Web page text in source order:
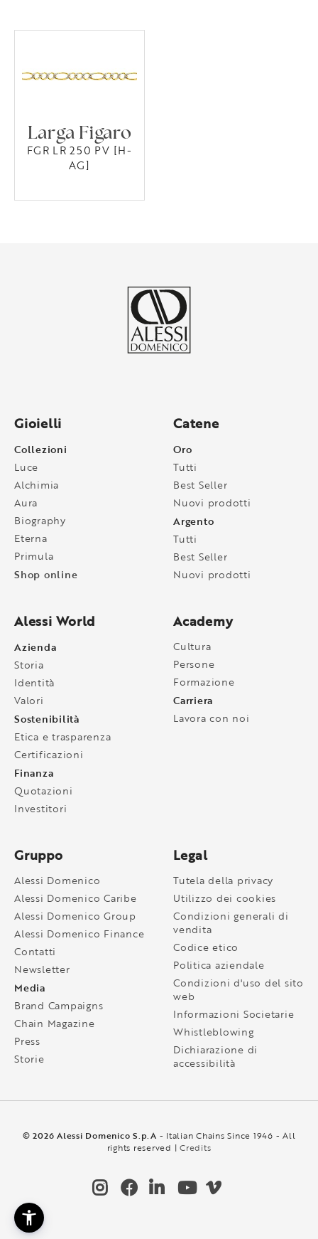
Larga Figaro
FGR LR 250 PV [H-
AG]
Gioielli
Collezioni
Luce
Alchimia
Aura
Biography
Eterna
Primula
Shop online
Catene
Oro
Tutti
Best Seller
Nuovi prodotti
Argento
Tutti
Best Seller
Nuovi prodotti
Alessi World
Azienda
Storia
Identità
Valori
Sostenibilità
Etica e trasparenza
Certificazioni
Finanza
Quotazioni
Investitori
Academy
Cultura
Persone
Formazione
Carriera
Lavora con noi
Gruppo
Alessi Domenico
Alessi Domenico Caribe
Alessi Domenico Group
Alessi Domenico Finance
Contatti
Newsletter
Media
Brand Campaigns
Chain Magazine
Press
Storie
Legal
Tutela della privacy
Utilizzo dei cookies
Condizioni generali di
vendita
Codice etico
Politica aziendale
Condizioni d'uso del sito
web
Informazioni Societarie
Whistleblowing
Dichiarazione di
accessibilità
© 2026 Alessi Domenico S.p.A - Italian Chains Since 1946 - All
rights reserved |Credits